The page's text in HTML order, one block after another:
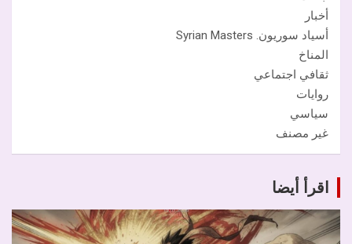
أخبار
أسياد سوريون. Syrian Masters
المناخ
ثقافي اجتماعي
روايات
سياسي
غير مصنف
اقرأ أيضا